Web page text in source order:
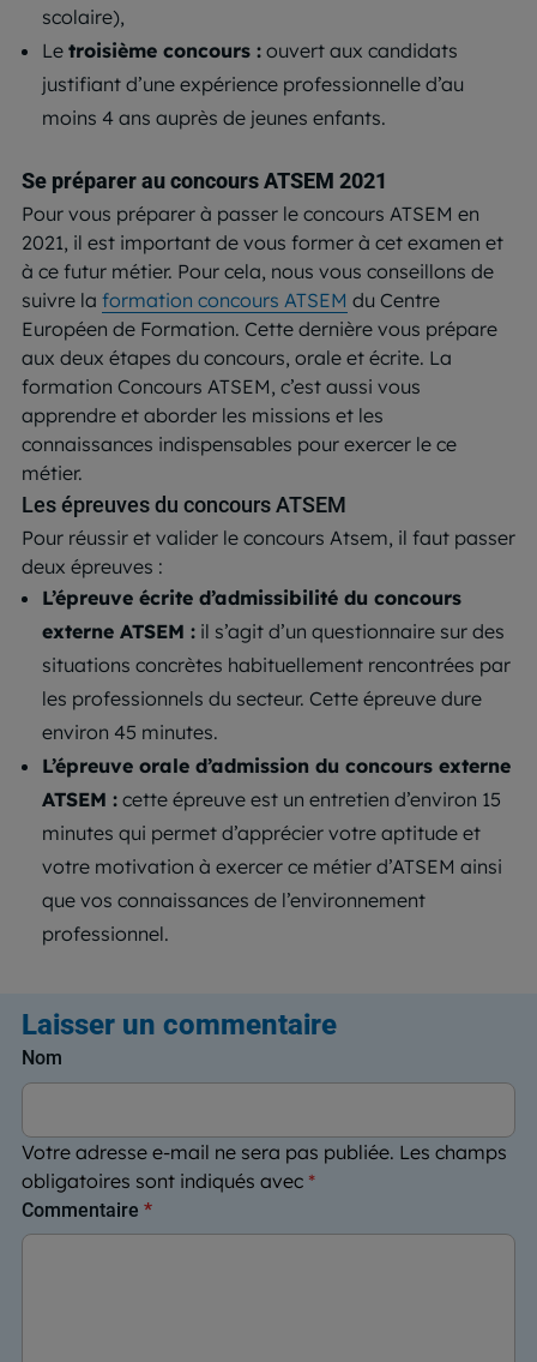
scolaire),
Le troisième concours : ouvert aux candidats
justifiant d’une expérience professionnelle d’au
moins 4 ans auprès de jeunes enfants.
Se préparer au concours ATSEM 2021
Pour vous préparer à passer le concours ATSEM en
2021, il est important de vous former à cet examen et
à ce futur métier. Pour cela, nous vous conseillons de
suivre la formation concours ATSEM du Centre
Européen de Formation. Cette dernière vous prépare
aux deux étapes du concours, orale et écrite. La
formation Concours ATSEM, c’est aussi vous
apprendre et aborder les missions et les
connaissances indispensables pour exercer le ce
métier.
Les épreuves du concours ATSEM
Pour réussir et valider le concours Atsem, il faut passer
deux épreuves :
L’épreuve écrite d’admissibilité du concours
externe ATSEM : il s’agit d’un questionnaire sur des
situations concrètes habituellement rencontrées par
les professionnels du secteur. Cette épreuve dure
environ 45 minutes.
L’épreuve orale d’admission du concours externe
ATSEM : cette épreuve est un entretien d’environ 15
minutes qui permet d’apprécier votre aptitude et
votre motivation à exercer ce métier d’ATSEM ainsi
que vos connaissances de l’environnement
professionnel.
Laisser un commentaire
Votre adresse e-mail ne sera pas publiée. Les champs
obligatoires sont indiqués avec *
Nom
Commentaire *